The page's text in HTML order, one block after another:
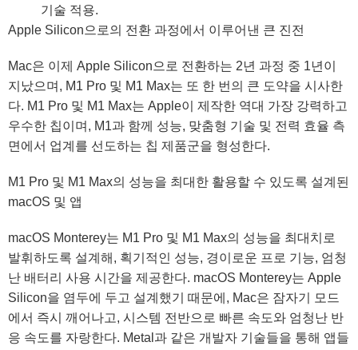
기술 적용.
Apple Silicon으로의 전환 과정에서 이루어낸 큰 진전
Mac은 이제 Apple Silicon으로 전환하는 2년 과정 중 1년이
지났으며, M1 Pro 및 M1 Max는 또 한 번의 큰 도약을 시사한
다. M1 Pro 및 M1 Max는 Apple이 제작한 역대 가장 강력하고
우수한 칩이며, M1과 함께 성능, 맞춤형 기술 및 전력 효율 측
면에서 업계를 선도하는 칩 제품군을 형성한다.
M1 Pro 및 M1 Max의 성능을 최대한 활용할 수 있도록 설계된
macOS 및 앱
macOS Monterey는 M1 Pro 및 M1 Max의 성능을 최대치로
발휘하도록 설계해, 획기적인 성능, 경이로운 프로 기능, 엄청
난 배터리 사용 시간을 제공한다. macOS Monterey는 Apple
Silicon을 염두에 두고 설계했기 때문에, Mac은 잠자기 모드
에서 즉시 깨어나고, 시스템 전반으로 빠른 속도와 엄청난 반
응 속도를 자랑한다. Metal과 같은 개발자 기술들을 통해 앱들